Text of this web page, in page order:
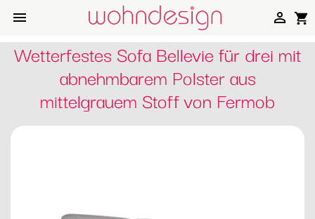
 shopping_cart

Wetterfestes Sofa Bellevie für drei mit
abnehmbarem Polster aus
mittelgrauem Stoff von Fermob